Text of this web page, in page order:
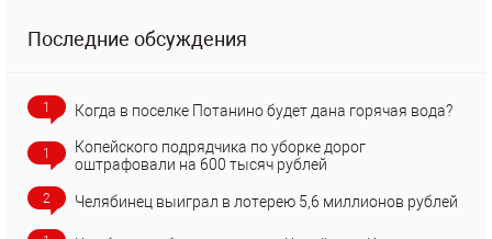
Последние обсуждения
1 Когда в поселке Потанино будет дана горячая вода?
1
Копейского подрядчика по уборке дорог
оштрафовали на 600 тысяч рублей
2 Челябинец выиграл в лотерею 5,6 миллионов рублей